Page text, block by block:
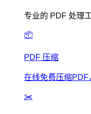
专业的 PDF 处理
📦
PDF 压缩
在线免费压缩PDF
✂️